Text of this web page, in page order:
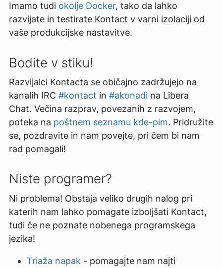
Imamo tudi okolje Docker, tako da lahko
razvijate in testirate Kontact v varni izolaciji od
vaše produkcijske nastavitve.
Bodite v stiku!
Razvijalci Kontacta se običajno zadržujejo na
kanalih IRC #kontact in #akonadi na Libera
Chat. Večina razprav, povezanih z razvojem,
poteka na poštnem seznamu kde-pim. Pridružite
se, pozdravite in nam povejte, pri čem bi nam
rad pomagali!
Niste programer?
Ni problema! Obstaja veliko drugih nalog pri
katerih nam lahko pomagate izboljšati Kontact,
tudi če ne poznate nobenega programskega
jezika!
Triaža napak - pomagajte nam najti